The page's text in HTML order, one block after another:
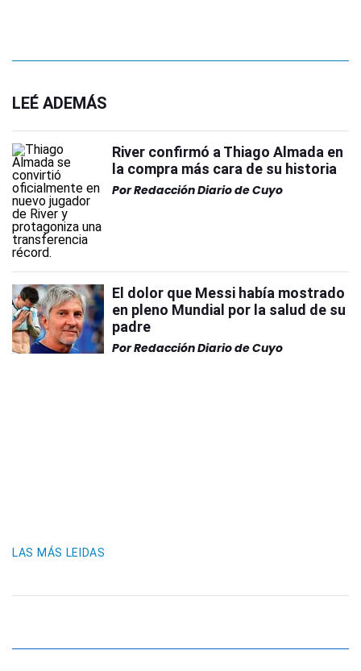
LEÉ ADEMÁS
River confirmó a Thiago Almada en
la compra más cara de su historia
PorRedacción Diario de Cuyo
El dolor que Messi había mostrado
en pleno Mundial por la salud de su
padre
PorRedacción Diario de Cuyo
LAS MÁS LEIDAS